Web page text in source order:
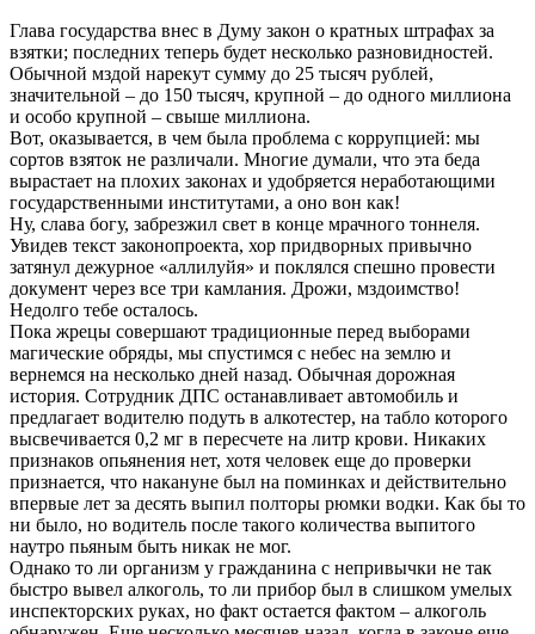
Глава государства внес в Думу закон о кратных штрафах за
взятки; последних теперь будет несколько разновидностей.
Обычной мздой нарекут сумму до 25 тысяч рублей,
значительной – до 150 тысяч, крупной – до одного миллиона
и особо крупной – свыше миллиона.
Вот, оказывается, в чем была проблема с коррупцией: мы
сортов взяток не различали. Многие думали, что эта беда
вырастает на плохих законах и удобряется неработающими
государственными институтами, а оно вон как!
Ну, слава богу, забрезжил свет в конце мрачного тоннеля.
Увидев текст законопроекта, хор придворных привычно
затянул дежурное «аллилуйя» и поклялся спешно провести
документ через все три камлания. Дрожи, мздоимство!
Недолго тебе осталось.
Пока жрецы совершают традиционные перед выборами
магические обряды, мы спустимся с небес на землю и
вернемся на несколько дней назад. Обычная дорожная
история. Сотрудник ДПС останавливает автомобиль и
предлагает водителю подуть в алкотестер, на табло которого
высвечивается 0,2 мг в пересчете на литр крови. Никаких
признаков опьянения нет, хотя человек еще до проверки
признается, что накануне был на поминках и действительно
впервые лет за десять выпил полторы рюмки водки. Как бы то
ни было, но водитель после такого количества выпитого
наутро пьяным быть никак не мог.
Однако то ли организм у гражданина с непривычки не так
быстро вывел алкоголь, то ли прибор был в слишком умелых
инспекторских руках, но факт остается фактом – алкоголь